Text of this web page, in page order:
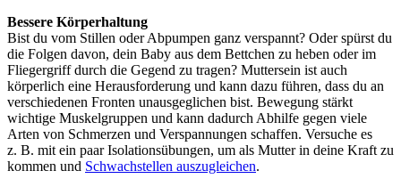
Bessere Körperhaltung
Bist du vom Stillen oder Abpumpen ganz verspannt? Oder spürst du
die Folgen davon, dein Baby aus dem Bettchen zu heben oder im
Fliegergriff durch die Gegend zu tragen? Muttersein ist auch
körperlich eine Herausforderung und kann dazu führen, dass du an
verschiedenen Fronten unausgeglichen bist. Bewegung stärkt
wichtige Muskelgruppen und kann dadurch Abhilfe gegen viele
Arten von Schmerzen und Verspannungen schaffen. Versuche es
z. B. mit ein paar Isolationsübungen, um als Mutter in deine Kraft zu
kommen und Schwachstellen auszugleichen.